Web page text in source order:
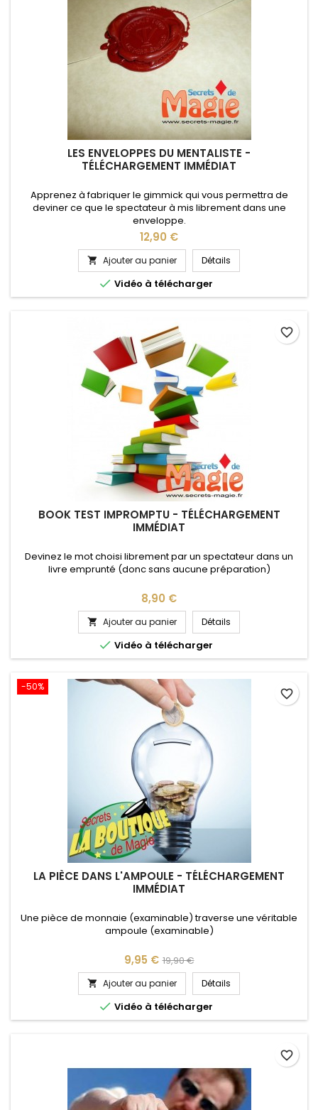
LES ENVELOPPES DU MENTALISTE -
TÉLÉCHARGEMENT IMMÉDIAT
Apprenez à fabriquer le gimmick qui vous permettra de
deviner ce que le spectateur à mis librement dans une
enveloppe.
Prix
12,90 €
 Ajouter au panier Détails
 Vidéo à télécharger
BOOK TEST IMPROMPTU - TÉLÉCHARGEMENT
IMMÉDIAT
Devinez le mot choisi librement par un spectateur dans un
livre emprunté (donc sans aucune préparation)
Prix
8,90 €
 Ajouter au panier Détails
 Vidéo à télécharger
favorite_border
-50%
LA PIÈCE DANS L'AMPOULE - TÉLÉCHARGEMENT
IMMÉDIAT
Une pièce de monnaie (examinable) traverse une véritable
ampoule (examinable)
Prix
9,95 € Prix
de
base
19,90 €
 Ajouter au panier Détails
 Vidéo à télécharger
favorite_border
favorite_border